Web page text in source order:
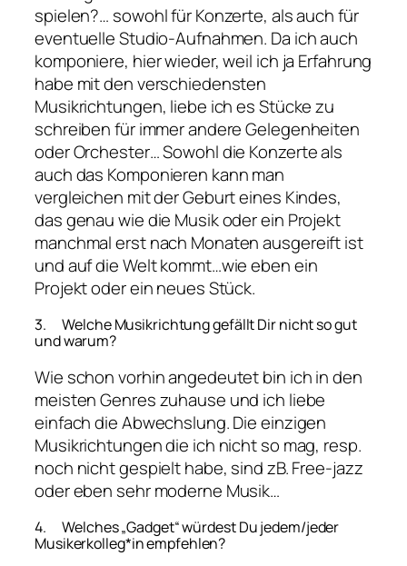
spielen?… sowohl für Konzerte, als auch für
eventuelle Studio-Aufnahmen. Da ich auch
komponiere, hier wieder, weil ich ja Erfahrung
habe mit den verschiedensten
Musikrichtungen, liebe ich es Stücke zu
schreiben für immer andere Gelegenheiten
oder Orchester… Sowohl die Konzerte als
auch das Komponieren kann man
vergleichen mit der Geburt eines Kindes,
das genau wie die Musik oder ein Projekt
manchmal erst nach Monaten ausgereift ist
und auf die Welt kommt…wie eben ein
Projekt oder ein neues Stück.
3. Welche Musikrichtung gefällt Dir nicht so gut
und warum?
Wie schon vorhin angedeutet bin ich in den
meisten Genres zuhause und ich liebe
einfach die Abwechslung. Die einzigen
Musikrichtungen die ich nicht so mag, resp.
noch nicht gespielt habe, sind zB. Free-jazz
oder eben sehr moderne Musik…
4. Welches „Gadget“ würdest Du jedem/jeder
Musikerkolleg*in empfehlen?